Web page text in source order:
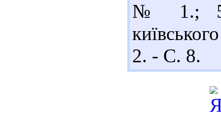
№ 1.; 5).
2. - С. 8.